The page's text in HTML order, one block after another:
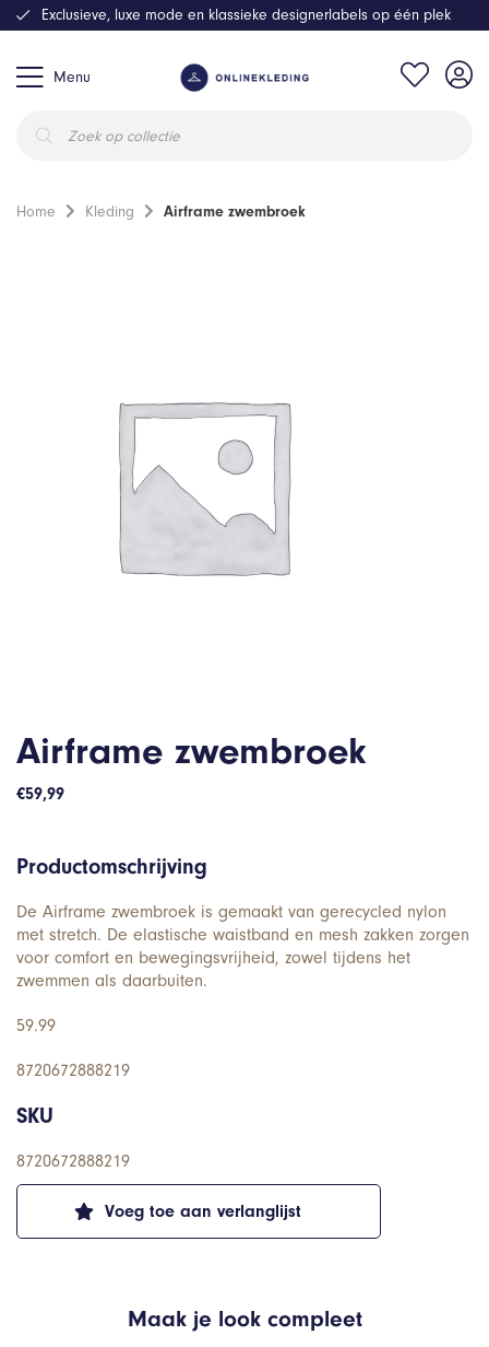
Menu
zoeken
Exclusieve, luxe mode en klassieke designerlabels op één plek
Home Kleding Airframe zwembroek
Airframe zwembroek
€59,99
Voeg toe aan verlanglijst
Productomschrijving
De Airframe zwembroek is gemaakt van gerecycled nylon
met stretch. De elastische waistband en mesh zakken zorgen
voor comfort en bewegingsvrijheid, zowel tijdens het
zwemmen als daarbuiten.
59.99
8720672888219
SKU
8720672888219
Maak je look compleet